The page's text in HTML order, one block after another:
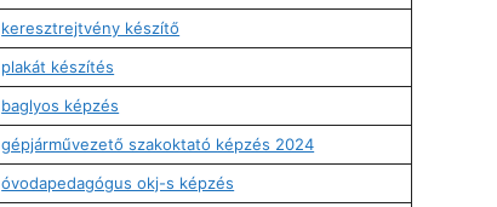
keresztrejtvény készítő
plakát készítés
baglyos képzés
gépjárművezető szakoktató képzés 2024
óvodapedagógus okj-s képzés